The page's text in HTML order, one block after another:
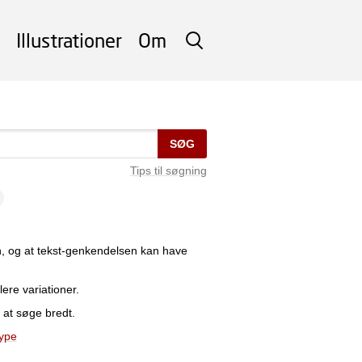
SØG
Illustrationer Om
SØG
Tips til søgning
at tekst-genkendelsen kan have
variationer.
søge bredt.